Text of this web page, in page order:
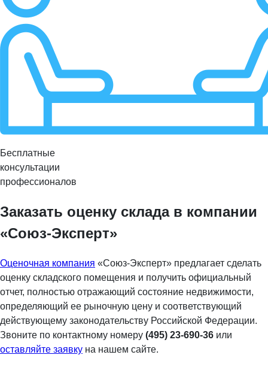
Бесплатные
консультации
профессионалов
Заказать оценку склада в компании
«Союз-Эксперт»
Оценочная компания «Союз-Эксперт» предлагает сделать
оценку складского помещения и получить официальный
отчет, полностью отражающий состояние недвижимости,
определяющий ее рыночную цену и соответствующий
действующему законодательству Российской Федерации.
Звоните по контактному номеру (495) 23-690-36 или
оставляйте заявку на нашем сайте.